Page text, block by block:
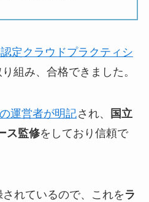
定クラウドプラクティシ
組み、合格できました。
運営者が明記され、
国立
ス監修をしており信頼で
れているので、これを ラ